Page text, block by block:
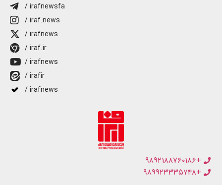
/ irafnewsfa
/ iraf.news
/ irafnews
/ iraf.ir
/ irafnews
/ irafir
/ irafnews
+۹۸۹۲۱۸۸۷۶۰۱۸۶
+۹۸۹۹۲۳۳۳۵۷۴۸